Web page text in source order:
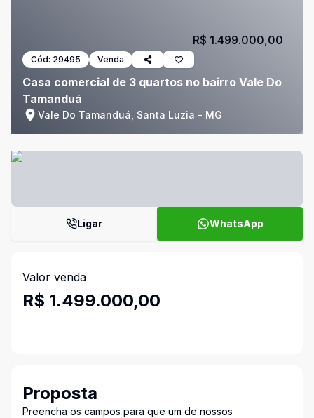
Cód: 29495 Venda
Casa comercial de 3 quartos no bairro Vale Do
Tamanduá
Vale Do Tamanduá, Santa Luzia - MG
R$ 1.499.000,00
Ligar WhatsApp
Valor venda
R$ 1.499.000,00
Proposta
Preencha os campos para que um de nossos